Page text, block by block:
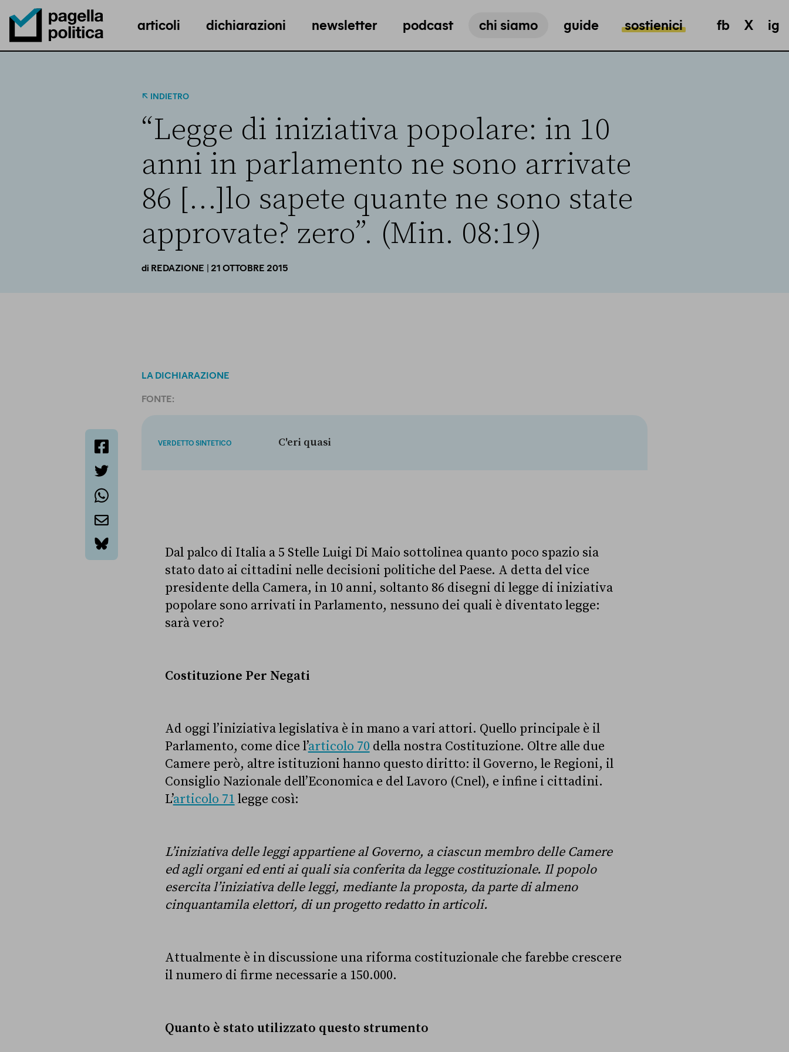
Pagella Politica Logo
articoli dichiarazioni newsletter podcast chi siamo guide sostienici fb X ig
INDIETRO
“Legge di iniziativa popolare: in 10
anni in parlamento ne sono arrivate
86 […]lo sapete quante ne sono state
approvate? zero”. (Min. 08:19)
di REDAZIONE | 21 OTTOBRE 2015
LA DICHIARAZIONE
FONTE:
bluesky
VERDETTO SINTETICO C'eri quasi
Dal palco di Italia a 5 Stelle Luigi Di Maio sottolinea quanto poco spazio sia
stato dato ai cittadini nelle decisioni politiche del Paese. A detta del vice
presidente della Camera, in 10 anni, soltanto 86 disegni di legge di iniziativa
popolare sono arrivati in Parlamento, nessuno dei quali è diventato legge:
sarà vero?
Costituzione Per Negati
Ad oggi l’iniziativa legislativa è in mano a vari attori. Quello principale è il
Parlamento, come dice l’articolo 70 della nostra Costituzione. Oltre alle due
Camere però, altre istituzioni hanno questo diritto: il Governo, le Regioni, il
Consiglio Nazionale dell’Economica e del Lavoro (Cnel), e infine i cittadini.
L’articolo 71 legge così:
L’iniziativa delle leggi appartiene al Governo, a ciascun membro delle Camere
ed agli organi ed enti ai quali sia conferita da legge costituzionale. Il popolo
esercita l’iniziativa delle leggi, mediante la proposta, da parte di almeno
cinquantamila elettori, di un progetto redatto in articoli.
Attualmente è in discussione una riforma costituzionale che farebbe crescere
il numero di firme necessarie a 150.000.
Quanto è stato utilizzato questo strumento